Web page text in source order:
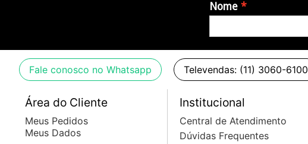
Nome
Fale conosco no Whatsapp Televendas: (11) 3060-6100
Área do Cliente
Meus Pedidos
Meus Dados
Institucional
Central de Atendimento
Dúvidas Frequentes